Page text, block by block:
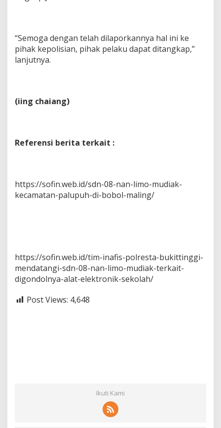
“Semoga dengan telah dilaporkannya hal ini ke
pihak kepolisian, pihak pelaku dapat ditangkap,”
lanjutnya.
(iing chaiang)
Referensi berita terkait :
https://sofin.web.id/sdn-08-nan-limo-mudiak-
kecamatan-palupuh-di-bobol-maling/
https://sofin.web.id/tim-inafis-polresta-bukittinggi-
mendatangi-sdn-08-nan-limo-mudiak-terkait-
digondolnya-alat-elektronik-sekolah/
Post Views: 4,648
Ikuti Kami